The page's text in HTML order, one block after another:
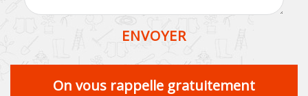
On vous rappelle gratuitement